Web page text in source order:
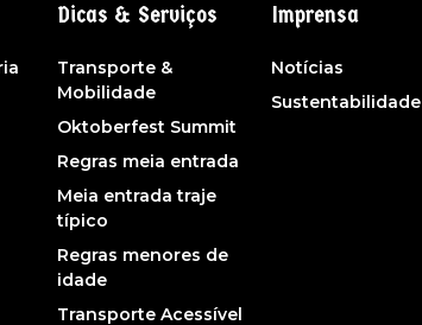
Dicas & Serviços
Transporte &
Mobilidade
Oktoberfest Summit
Regras meia entrada
Meia entrada traje
típico
Regras menores de
idade
Transporte Acessível
Imprensa
Notícias
Sustentabilidade